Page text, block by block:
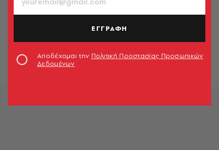
ΚΟΣΜΟΣ
«Παραλύει» η Γερμανία λόγω
Newsroom
ΕΓΓΡΑΦΗ
Αποδέχομαι την Πολιτική Προστασίας Προσωπικών
Δεδομένων